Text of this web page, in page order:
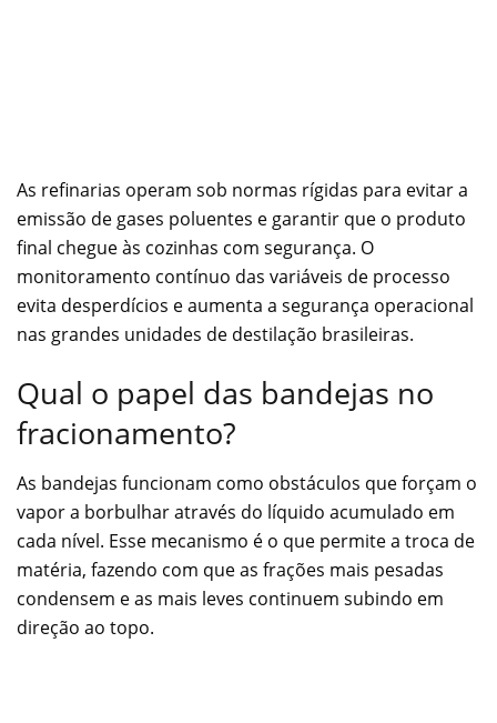
As refinarias operam sob normas rígidas para evitar a
emissão de gases poluentes e garantir que o produto
final chegue às cozinhas com segurança. O
monitoramento contínuo das variáveis de processo
evita desperdícios e aumenta a segurança operacional
nas grandes unidades de destilação brasileiras.
Qual o papel das bandejas no
fracionamento?
As bandejas funcionam como obstáculos que forçam o
vapor a borbulhar através do líquido acumulado em
cada nível. Esse mecanismo é o que permite a troca de
matéria, fazendo com que as frações mais pesadas
condensem e as mais leves continuem subindo em
direção ao topo.